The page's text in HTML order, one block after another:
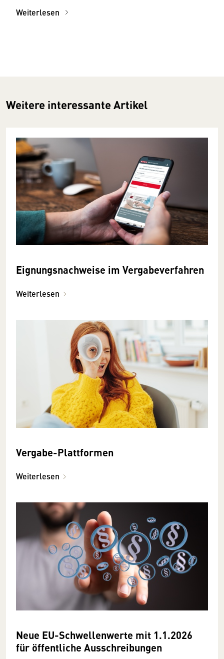
Weiterlesen
Weitere interessante Artikel
Eignungsnachweise im Vergabeverfahren
Weiterlesen
Vergabe-Plattformen
Weiterlesen
Neue EU-Schwellenwerte mit 1.1.2026
für öffentliche Ausschreibungen